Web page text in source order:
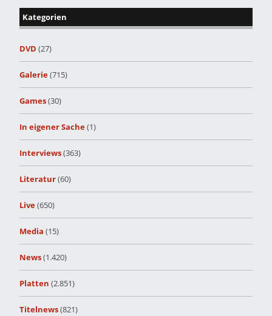
Kategorien
DVD (27)
Galerie(715)
Games(30)
In eigener Sache(1)
Interviews(363)
Literatur(60)
Live(650)
Media (15)
News(1.420)
Platten (2.851)
Titelnews(821)